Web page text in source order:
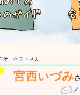
そ、 ゲスト さん
宮西いづみ